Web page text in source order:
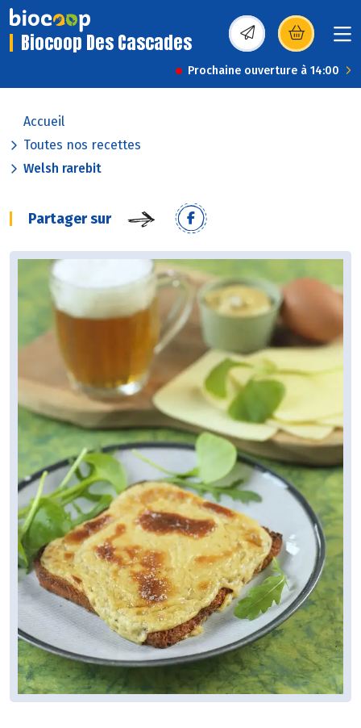
Biocoop Des Cascades (s’ouvre dans une
Prochaine ouverture à 14:00
Accueil
Toutes nos recettes
Welsh rarebit
Partager sur